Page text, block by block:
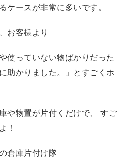
ケースが非常に多いです。
お客様より
使っていない物ばかりだった
助かりました。」とすごくホ
や物置が片付くだけで、 すご
！
倉庫片付け隊